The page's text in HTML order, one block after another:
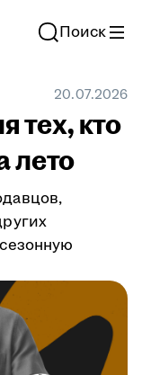
Поиск
20.07.2026
тех, кто
лето